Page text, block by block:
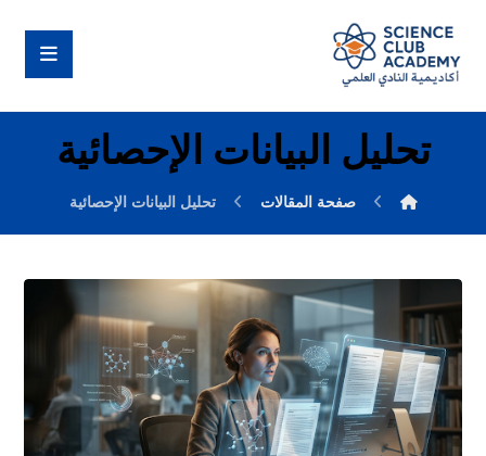
تحليل البيانات الإحصائية
صفحة المقالات تحليل البيانات الإحصائية